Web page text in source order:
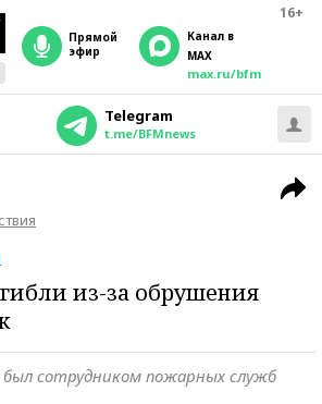
16+
прямой
эфир
Канал в
MAX
max.ru/bfm
Telegram
t.me/BFMnews
из-за обрушения
сотрудником пожарных служб